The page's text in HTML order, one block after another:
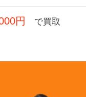
円 で買取